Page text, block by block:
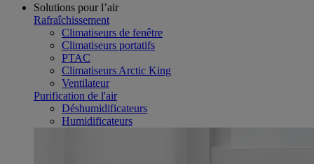
Solutions pour l’air
Rafraîchissement
Climatiseurs de fenêtre
Climatiseurs portatifs
PTAC
Climatiseurs Arctic King
Ventilateur
Purification de l'air
Déshumidificateurs
Humidificateurs